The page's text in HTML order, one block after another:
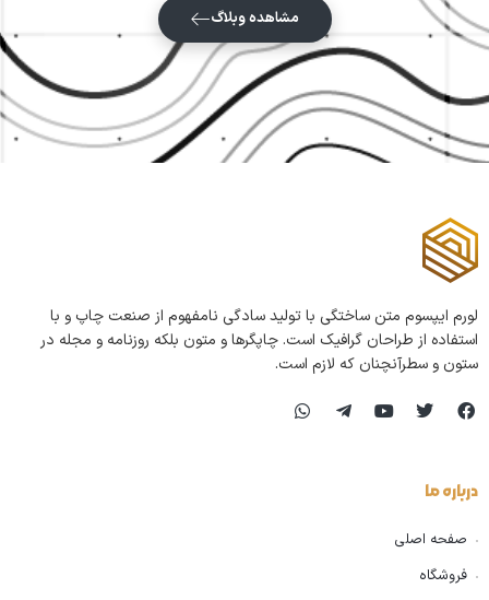
مشاهده وبلاگ
لورم ایپسوم متن ساختگی با تولید سادگی نامفهوم از صنعت چاپ و با
استفاده از طراحان گرافیک است. چاپگرها و متون بلکه روزنامه و مجله در
ستون و سطرآنچنان که لازم است.
درباره ما
صفحه اصلی
فروشگاه